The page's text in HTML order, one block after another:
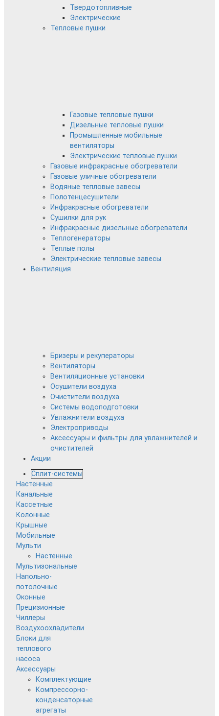
Твердотопливные
Электрические
Тепловые пушки
Газовые тепловые пушки
Дизельные тепловые пушки
Промышленные мобильные
вентиляторы
Электрические тепловые пушки
Газовые инфракрасные обогреватели
Газовые уличные обогреватели
Водяные тепловые завесы
Полотенцесушители
Инфракрасные обогреватели
Сушилки для рук
Инфракрасные дизельные обогреватели
Теплогенераторы
Теплые полы
Электрические тепловые завесы
Вентиляция
Бризеры и рекуператоры
Вентиляторы
Вентиляционные установки
Осушители воздуха
Очистители воздуха
Системы водоподготовки
Увлажнители воздуха
Электроприводы
Аксессуары и фильтры для увлажнителей и
очистителей
Акции
Сплит-системы
Настенные
Канальные
Кассетные
Колонные
Крышные
Мобильные
Мульти
Настенные
Мультизональные
Напольно-
потолочные
Оконные
Прецизионные
Чиллеры
Воздухоохладители
Блоки для
теплового
насоса
Аксессуары
Комплектующие
Компрессорно-
конденсаторные
агрегаты